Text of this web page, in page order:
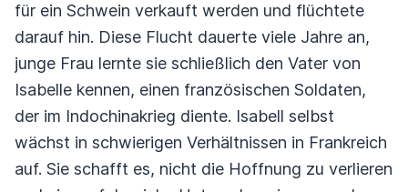
für ein Schwein verkauft werden und flüchtete
darauf hin. Diese Flucht dauerte viele Jahre an,
junge Frau lernte sie schließlich den Vater von
Isabelle kennen, einen französischen Soldaten,
der im Indochinakrieg diente. Isabell selbst
wächst in schwierigen Verhältnissen in Frankreich
auf. Sie schafft es, nicht die Hoffnung zu verlieren